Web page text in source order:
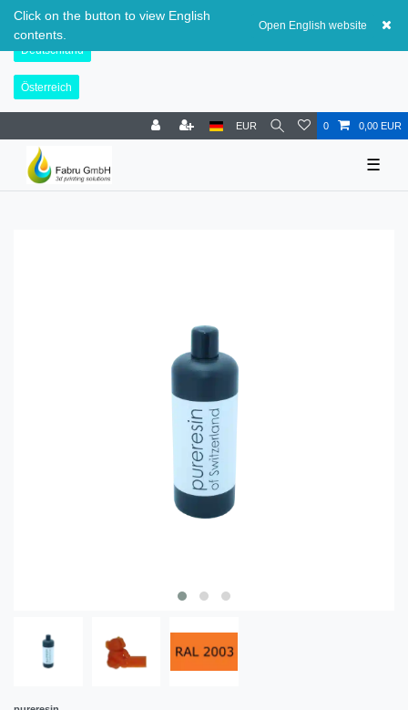
Click on the button to view English
contents.
Open English website
Schweiz
Deutschland
Österreich
EUR 0 0,00 EUR
☰